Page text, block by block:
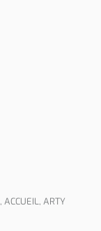
, ACCUEIL, ARTY